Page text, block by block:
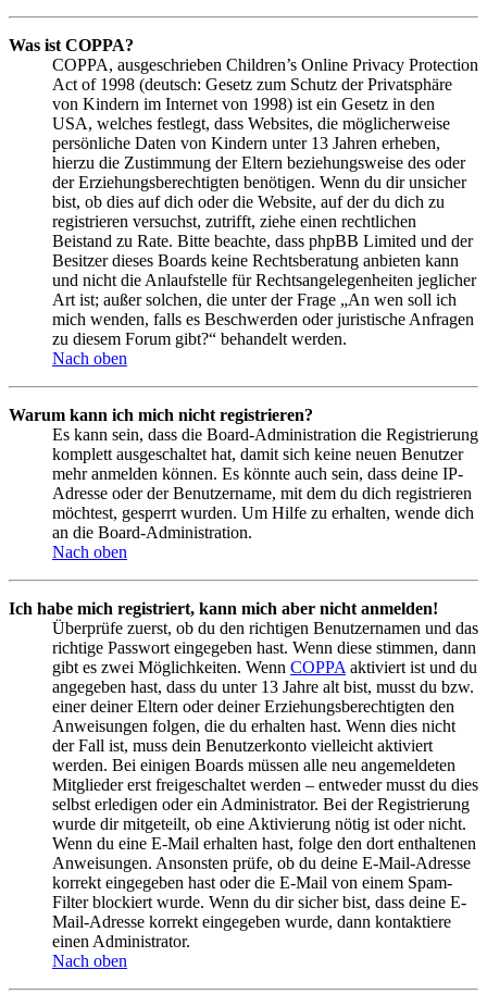
Was ist COPPA?
COPPA, ausgeschrieben Children’s Online Privacy Protection
Act of 1998 (deutsch: Gesetz zum Schutz der Privatsphäre
von Kindern im Internet von 1998) ist ein Gesetz in den
USA, welches festlegt, dass Websites, die möglicherweise
persönliche Daten von Kindern unter 13 Jahren erheben,
hierzu die Zustimmung der Eltern beziehungsweise des oder
der Erziehungsberechtigten benötigen. Wenn du dir unsicher
bist, ob dies auf dich oder die Website, auf der du dich zu
registrieren versuchst, zutrifft, ziehe einen rechtlichen
Beistand zu Rate. Bitte beachte, dass phpBB Limited und der
Besitzer dieses Boards keine Rechtsberatung anbieten kann
und nicht die Anlaufstelle für Rechtsangelegenheiten jeglicher
Art ist; außer solchen, die unter der Frage „An wen soll ich
mich wenden, falls es Beschwerden oder juristische Anfragen
zu diesem Forum gibt?“ behandelt werden.
Nach oben
Warum kann ich mich nicht registrieren?
Es kann sein, dass die Board-Administration die Registrierung
komplett ausgeschaltet hat, damit sich keine neuen Benutzer
mehr anmelden können. Es könnte auch sein, dass deine IP-
Adresse oder der Benutzername, mit dem du dich registrieren
möchtest, gesperrt wurden. Um Hilfe zu erhalten, wende dich
an die Board-Administration.
Nach oben
Ich habe mich registriert, kann mich aber nicht anmelden!
Überprüfe zuerst, ob du den richtigen Benutzernamen und das
richtige Passwort eingegeben hast. Wenn diese stimmen, dann
gibt es zwei Möglichkeiten. Wenn COPPA aktiviert ist und du
angegeben hast, dass du unter 13 Jahre alt bist, musst du bzw.
einer deiner Eltern oder deiner Erziehungsberechtigten den
Anweisungen folgen, die du erhalten hast. Wenn dies nicht
der Fall ist, muss dein Benutzerkonto vielleicht aktiviert
werden. Bei einigen Boards müssen alle neu angemeldeten
Mitglieder erst freigeschaltet werden – entweder musst du dies
selbst erledigen oder ein Administrator. Bei der Registrierung
wurde dir mitgeteilt, ob eine Aktivierung nötig ist oder nicht.
Wenn du eine E-Mail erhalten hast, folge den dort enthaltenen
Anweisungen. Ansonsten prüfe, ob du deine E-Mail-Adresse
korrekt eingegeben hast oder die E-Mail von einem Spam-
Filter blockiert wurde. Wenn du dir sicher bist, dass deine E-
Mail-Adresse korrekt eingegeben wurde, dann kontaktiere
einen Administrator.
Nach oben